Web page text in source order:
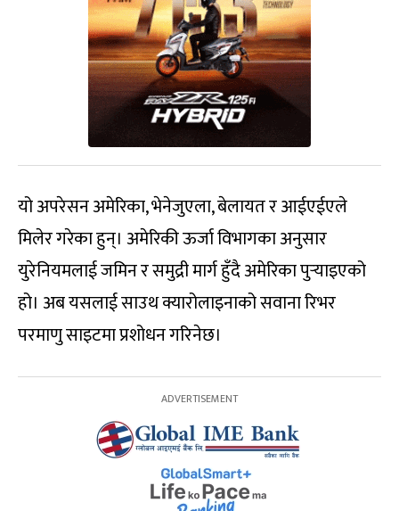
यो अपरेसन अमेरिका, भेनेजुएला, बेलायत र आईएईएले
मिलेर गरेका हुन्। अमेरिकी ऊर्जा विभागका अनुसार
युरेनियमलाई जमिन र समुद्री मार्ग हुँदै अमेरिका पुर्‍याइएको
हो। अब यसलाई साउथ क्यारोलाइनाको सवाना रिभर
परमाणु साइटमा प्रशोधन गरिनेछ।